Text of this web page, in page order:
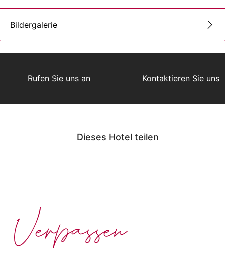
Bildergalerie
Rufen Sie uns an Kontaktieren Sie uns
Dieses Hotel teilen
Verpassen